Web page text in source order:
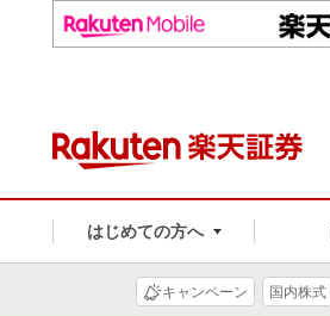
はじめての方へ
キャンペーン 国内株式